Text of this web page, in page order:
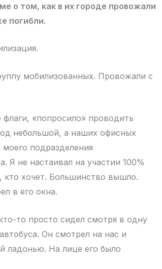
о том, как в их городе провожали
погибли.
мобилизованных. Провожали с
«попросило» проводить
небольшой, а наших офисных
подразделения
Я не настаивал на участии 100%
кто хочет. Большинство вышло.
в его окна.
то просто сидел смотря в одну
Он смотрел на нас и
ладонью. На лице его было